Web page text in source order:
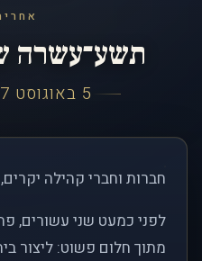
תשע־עשרה
5 באוגוסט 2007 – 2026
חברות וחברי קהילה יקרים,
מתוך חלום פשוט: ליצור